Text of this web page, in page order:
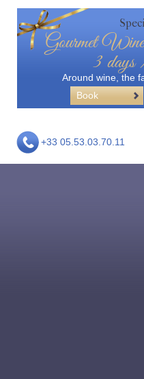
Gourmet
3 days
Around wine, the
Book
+33 05.53.03.70.11